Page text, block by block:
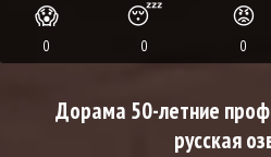
😱
0
😴
0
😡
0
Дорама 50-летние
русская